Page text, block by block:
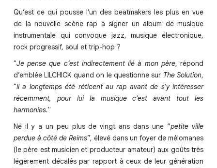
Qu’est ce qui pousse l’un des beatmakers les plus en vue
de la nouvelle scène rap à signer un album de musique
instrumentale qui convoque jazz, musique électronique,
rock progressif, soul et trip-hop ?
"Je pense que c’est indirectement lié à mon père, répond
d’emblée LILCHICK quand on le questionne sur The Solution,
"il a longtemps été réticent au rap avant de s’y intéresser
récemment, pour lui la musique c’est avant tout les
harmonies."
Né il y a un peu plus de vingt ans dans une “petite ville
perdue à côté de Reims”, élevé dans un foyer de mélomanes
(le père est musicien et producteur amateur) aux goûts très
légèrement décalés par rapport à ceux de leur génération